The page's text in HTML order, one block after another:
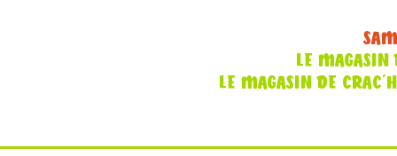
LE MAGASIN
LE MAGASIN DE